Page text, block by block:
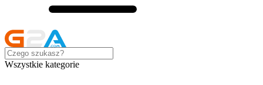
Wszystkie kategorie